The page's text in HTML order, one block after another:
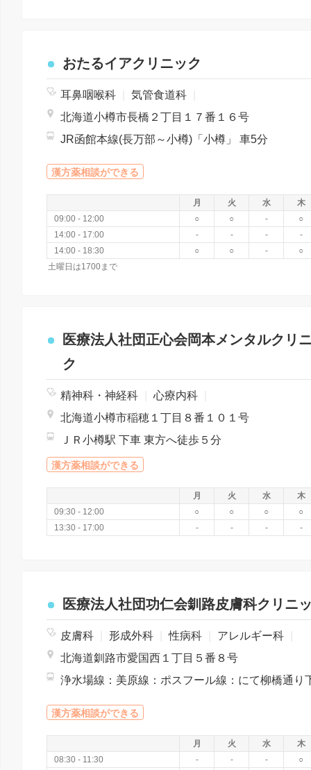
おたるイアクリニック
耳鼻咽喉科 気管食道科
北海道小樽市長橋２丁目１７番１６号
JR函館本線(長万部～小樽)「小樽」 車5分
漢方薬相談ができる
月 火 水
木
09:00 - 12:00
○ ○ -
○
14:00 - 17:00
- - -
-
14:00 - 18:30
○ ○ -
○
土曜日は1700まで
医療法人社団正心会岡本メンタルクリ
ク
精神科・神経科 心療内科
北海道小樽市稲穂１丁目８番１０１号
ＪＲ小樽駅 下車 東方へ徒歩５分
漢方薬相談ができる
月 火 水
木
09:30 - 12:00
○ ○ ○
○
13:30 - 17:00
- - - -
医療法人社団功仁会釧路皮膚科クリニ
皮膚科 形成外科 性病科 アレルギー科
北海道釧路市愛国西１丁目５番８号
漢方薬相談ができる
月 火 水
木
08:30 - 11:30
- - -
○